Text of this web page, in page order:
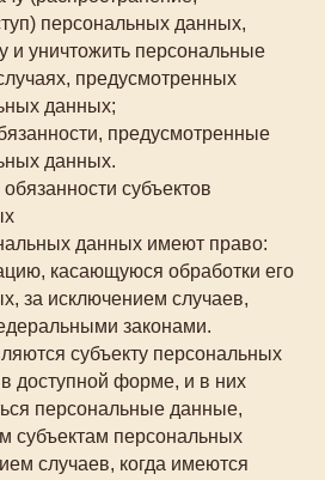
персональных данных,
и уничтожить персональные
предусмотренных
данных;
предусмотренные
данных.
субъектов
данных имеют право:
касающуюся обработки его
за исключением случаев,
законами.
субъекту персональных
доступной форме, и в них
персональные данные,
субъектам персональных
случаев, когда имеются